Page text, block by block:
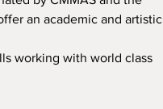
an academic and artistic
working with world class